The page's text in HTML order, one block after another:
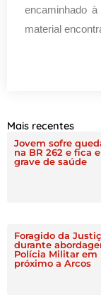
encaminhado
material
Mais recentes
Jovem sofre
na BR 262 e fica
grave de saúde
Foragido da
durante
Polícia Militar em
próximo a Arcos